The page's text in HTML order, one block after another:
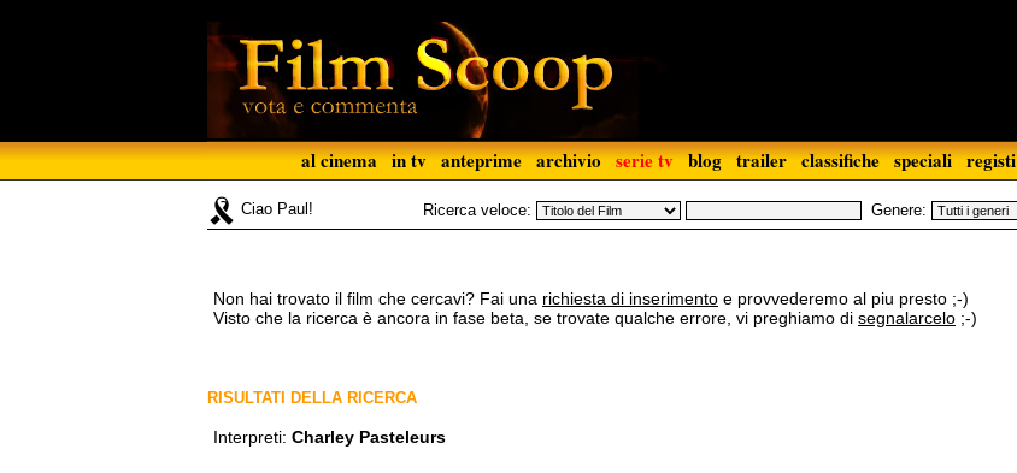
al cinema in tv anteprime archivio serie tv blog trailer classifiche speciali registi
Ciao Paul! Ricerca veloce: Genere:
Non hai trovato il film che cercavi? Fai una richiesta di inserimento e provvederemo al piu presto ;-)
Visto che la ricerca è ancora in fase beta, se trovate qualche errore, vi preghiamo di segnalarcelo ;-)
RISULTATI DELLA RICERCA
Interpreti: Charley Pasteleurs